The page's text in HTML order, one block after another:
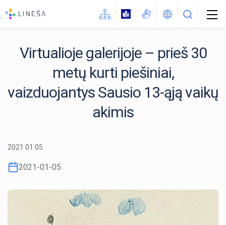
Naujienos
Apie LINEŠA
Virtualioje galerijoje – prieš 30
metų kurti piešiniai,
vaizduojantys Sausio 13-ąją vaikų
akimis
2021 01 05
2021-01-05